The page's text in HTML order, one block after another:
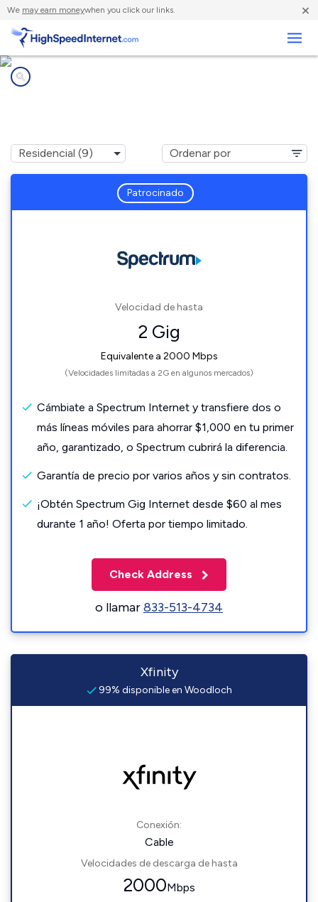
We may earn moneywhen you click our links. ×
Patrocinado
Velocidad de hasta
2 Gig
Equivalente a 2000 Mbps
(Velocidades limitadas a 2G en algunos mercados)
Cámbiate a Spectrum Internet y transfiere dos o
más líneas móviles para ahorrar $1,000 en tu primer
año, garantizado, o Spectrum cubrirá la diferencia.
Garantía de precio por varios años y sin contratos.
¡Obtén Spectrum Gig Internet desde $60 al mes
durante 1 año! Oferta por tiempo limitado.
Check Address
o llamar833-513-4734
Xfinity
99% disponible en Woodloch
Conexión:
Cable
Velocidades de descarga de hasta
2000Mbps